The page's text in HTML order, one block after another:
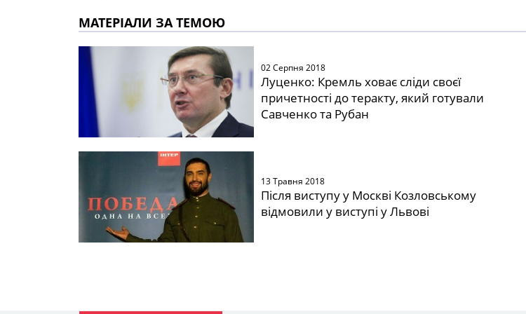
МАТЕРІАЛИ ЗА ТЕМОЮ
02 Серпня 2018
Луценко: Кремль ховає сліди своєї
причетності до теракту, який готували
Савченко та Рубан
13 Травня 2018
Після виступу у Москві Козловському
відмовили у виступі у Львові